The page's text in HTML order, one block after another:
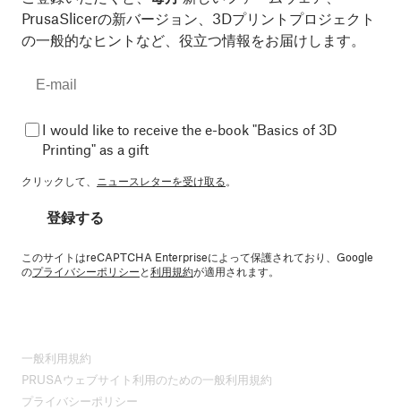
PrusaSlicerの新バージョン、3Dプリントプロジェクト
の一般的なヒントなど、役立つ情報をお届けします。
I would like to receive the e-book "Basics of 3D
Printing" as a gift
クリックして、 ニュースレターを受け取る。
登録する
このサイトはreCAPTCHA Enterpriseによって保護されており、Google
のプライバシーポリシーと利用規約が適用されます。
一般利用規約
PRUSAウェブサイト利用のための一般利用規約
プライバシーポリシー